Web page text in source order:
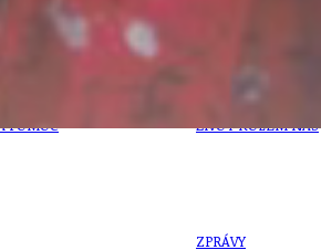
POMOC ŽIVOT KOLEM NÁS
ZPRÁVY